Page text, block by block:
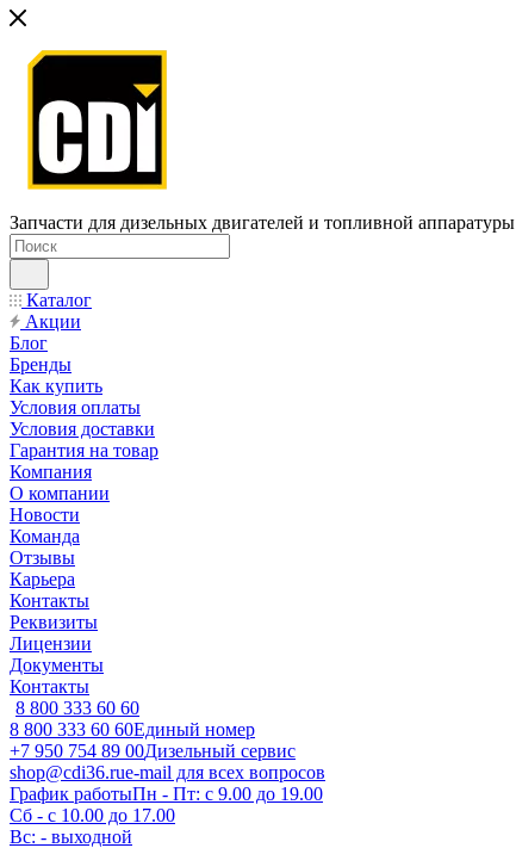
Запчасти для дизельных двигателей и топливной аппаратуры
Каталог
Акции
Блог
Бренды
Как купить
Условия оплаты
Условия доставки
Гарантия на товар
Компания
О компании
Новости
Команда
Отзывы
Карьера
Контакты
Реквизиты
Лицензии
Документы
Контакты
8 800 333 60 60
8 800 333 60 60Единый номер
+7 950 754 89 00Дизельный сервис
shop@cdi36.rue-mail для всех вопросов
График работыПн - Пт: с 9.00 до 19.00
Сб - с 10.00 до 17.00
Вс: - выходной